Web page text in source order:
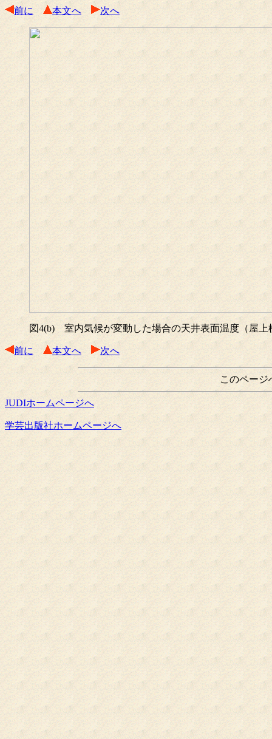
前に 本文へ 次へ
図4(b) 室内気候が変動した場合の天井表面温度（屋上
前に 本文へ 次へ
このページ
JUDIホームページへ
学芸出版社ホームページへ